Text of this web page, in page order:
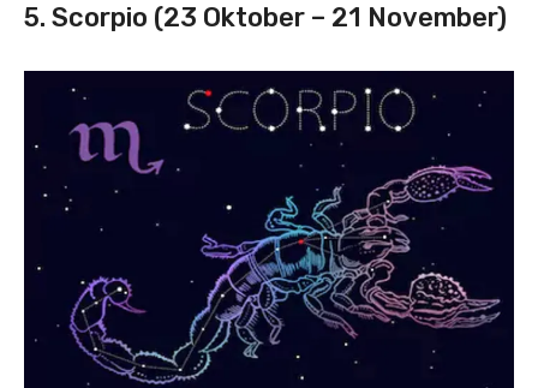
5. Scorpio (23 Oktober – 21 November)